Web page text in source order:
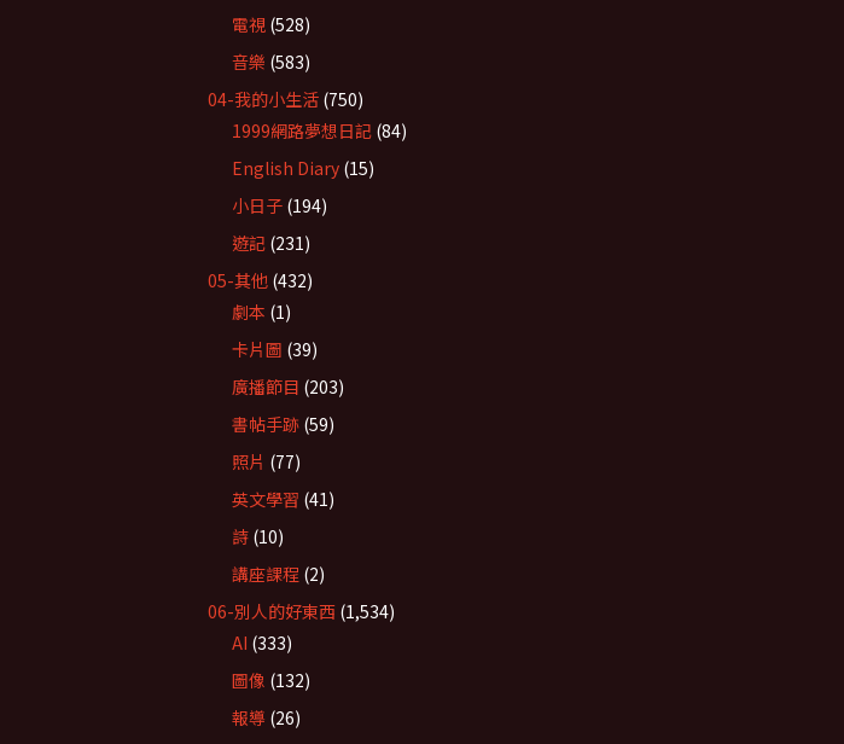
電視 (528)
音樂 (583)
04-我的小生活 (750)
1999網路夢想日記 (84)
English Diary (15)
小日子 (194)
遊記 (231)
05-其他 (432)
劇本 (1)
卡片圖 (39)
廣播節目 (203)
書帖手跡 (59)
照片 (77)
英文學習 (41)
詩 (10)
講座課程 (2)
06-別人的好東西 (1,534)
AI (333)
圖像 (132)
報導 (26)